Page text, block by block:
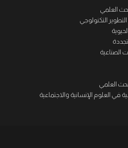
العلمي
التكنولوجي
الصناعية
العلمي
في العلوم الإنسانية والاجتماعية